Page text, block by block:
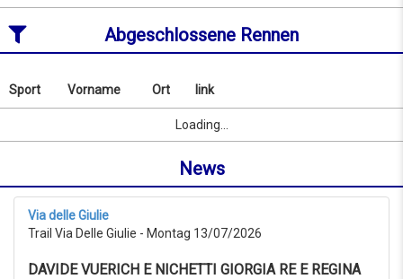
suchen
ab
to
07/09/2026
0KM
Suche
Abgeschlossene Rennen
Nach
Name
ab
07/07/2026
07/08/2026
Sport Vorname Ort
link
link
Loading...
News
Via delle Giulie
Trail Via Delle Giulie - Montag 13/07/2026
DAVIDE VUERICH E NICHETTI GIORGIA RE E REGINA